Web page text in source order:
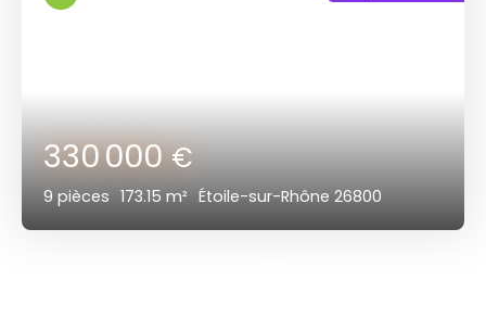
330 000€
9 pièces 173.15 m² Étoile-sur-Rhône 26800